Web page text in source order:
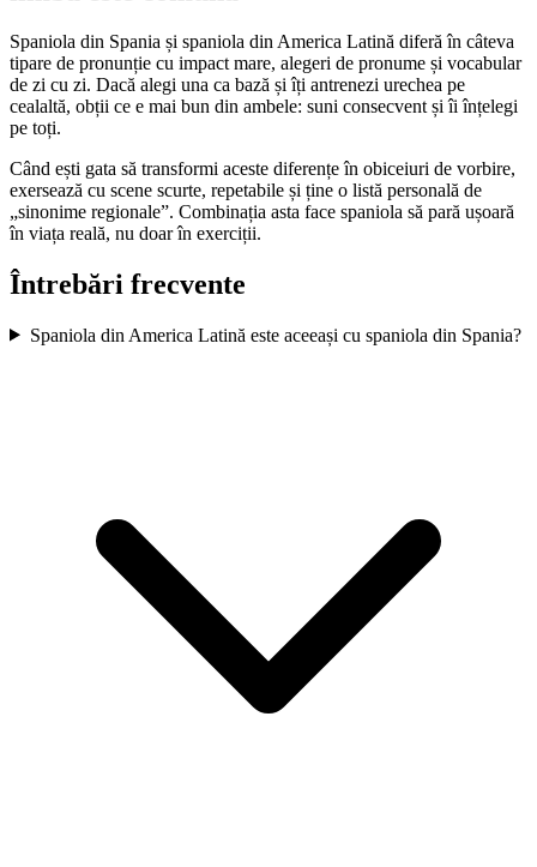
Spaniola din Spania și spaniola din America Latină diferă în câteva
tipare de pronunție cu impact mare, alegeri de pronume și vocabular
de zi cu zi. Dacă alegi una ca bază și îți antrenezi urechea pe
cealaltă, obții ce e mai bun din ambele: suni consecvent și îi înțelegi
pe toți.
Când ești gata să transformi aceste diferențe în obiceiuri de vorbire,
exersează cu scene scurte, repetabile și ține o listă personală de
„sinonime regionale”. Combinația asta face spaniola să pară ușoară
în viața reală, nu doar în exerciții.
Întrebări frecvente
Spaniola din America Latină este aceeași cu spaniola din Spania?